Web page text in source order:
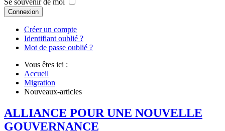
Se souvenir de moi
Connexion
Créer un compte
Identifiant oublié ?
Mot de passe oublié ?
Vous êtes ici :
Accueil
Migration
Nouveaux-articles
ALLIANCE POUR UNE NOUVELLE
GOUVERNANCE